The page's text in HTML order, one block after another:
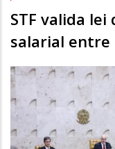
STF valida
salarial entre